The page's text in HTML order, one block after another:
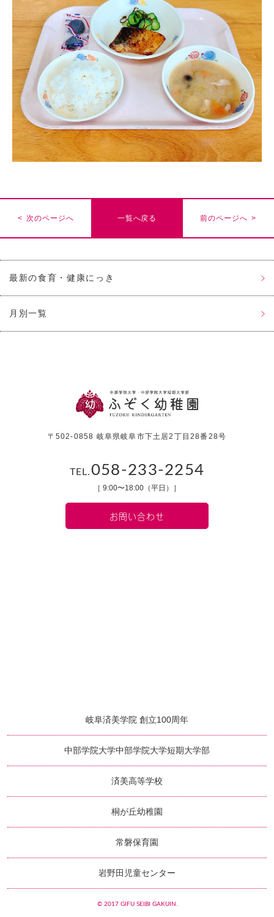
最新の食育・健康にっき
月別一覧
< 次のページへ 一覧へ戻る 前のページへ >
〒502-0858 岐阜県岐阜市下土居2丁目28番28号
TEL.058-233-2254
［ 9:00〜18:00（平日）］
お問い合わせ
岐阜済美学院 創立100周年
中部学院大学中部学院大学短期大学部
済美高等学校
桐が丘幼稚園
常磐保育園
岩野田児童センター
© 2017 GIFU SEIBI GAKUIN.